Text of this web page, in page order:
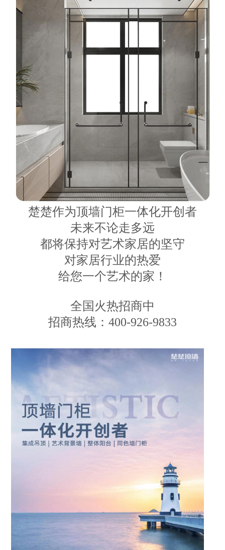
楚楚作为顶墙门柜一体化开创者
未来不论走多远
都将保持对艺术家居的坚守
对家居行业的热爱
给您一个艺术的家！
全国火热招商中
招商热线：400-926-9833